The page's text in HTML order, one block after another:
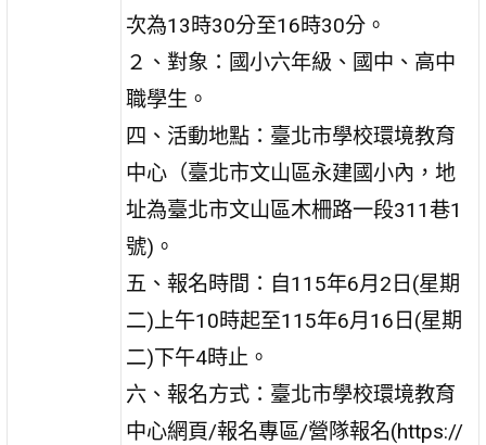
次為13時30分至16時30分。
２、對象：國小六年級、國中、高中
職學生。
四、活動地點：臺北市學校環境教育
中心（臺北市文山區永建國小內，地
址為臺北市文山區木柵路一段311巷1
號)。
五、報名時間：自115年6月2日(星期
二)上午10時起至115年6月16日(星期
二)下午4時止。
六、報名方式：臺北市學校環境教育
中心網頁/報名專區/營隊報名(https://